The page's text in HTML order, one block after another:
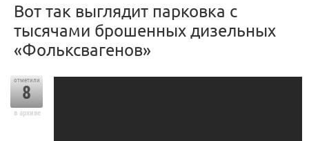
Вот так выглядит парковка с
тысячами брошенных дизельных
«Фольксвагенов»
отметили
8
в архиве